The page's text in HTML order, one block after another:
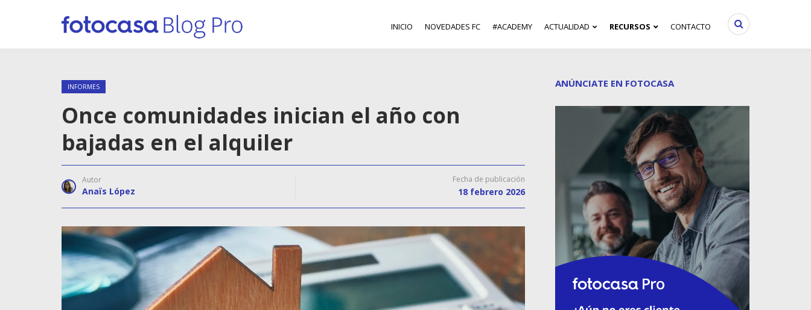
INICIO NOVEDADES FC #ACADEMY ACTUALIDAD RECURSOS CONTACTO
INFORMES
Once comunidades inician el año con
bajadas en el alquiler
Autor
Anaïs López
Fecha de publicación
18 febrero 2026
ANÚNCIATE EN FOTOCASA